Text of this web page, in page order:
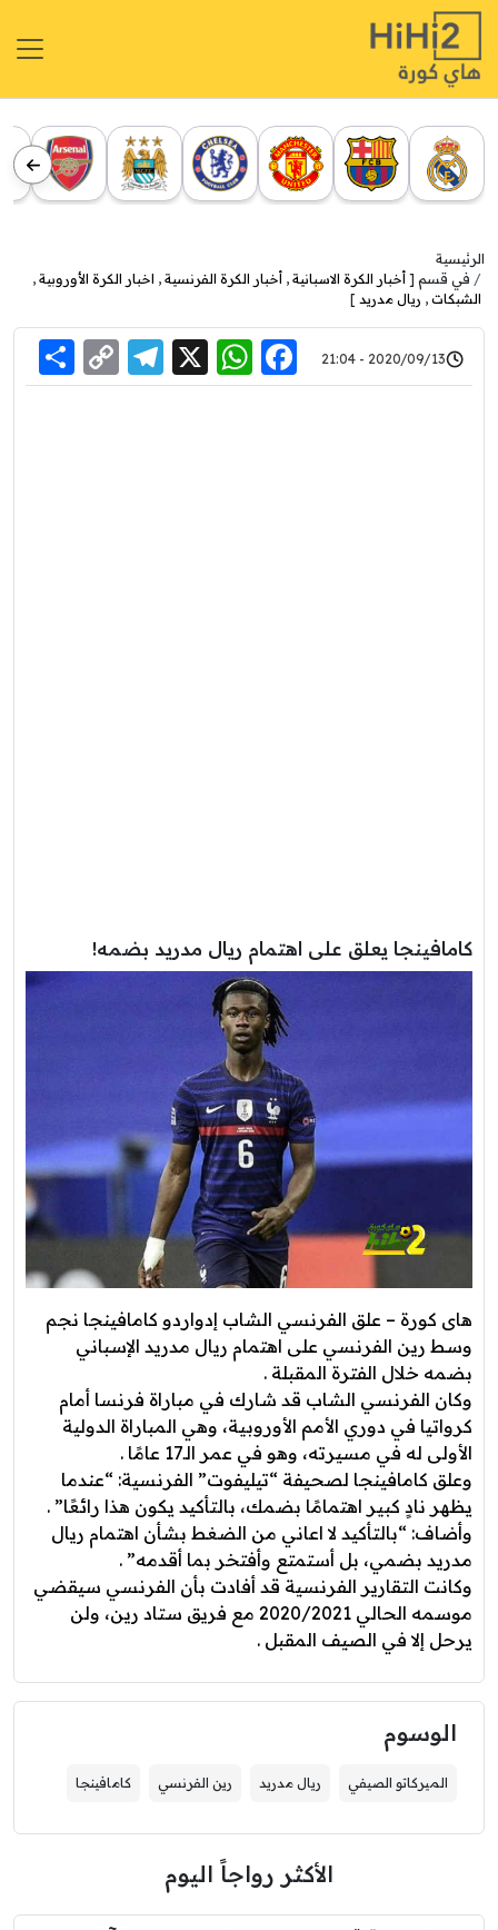
الرئيسية
في قسم [ أخبار الكرة الاسبانية , أخبار الكرة الفرنسية , اخبار الكرة الأوروبية ,
الشبكات , ريال مدريد ]
2020/09/13 - 21:04
Facebook
WhatsApp
X
Link
كامافينجا يعلق على اهتمام ريال مدريد بضمه!
هاى كورة – علق الفرنسي الشاب إدواردو ​كامافينجا​ نجم
وسط رين الفرنسي على اهتمام ​ريال مدريد​ الإسباني
بضمه خلال الفترة المقبلة .
وكان الفرنسي الشاب قد شارك في مباراة فرنسا أمام
كرواتيا في دوري الأمم الأوروبية، وهي المباراة الدولية
الأولى له في مسيرته، وهو في عمر الـ17 عامًا .
وعلق كامافينجا لصحيفة “تيليفوت” الفرنسية: “عندما
يظهر نادٍ كبير اهتمامًا بضمك، بالتأكيد يكون هذا رائعًا” .
وأضاف: “بالتأكيد لا اعاني من الضغط بشأن اهتمام ريال
مدريد بضمي، بل أستمتع وأفتخر بما أقدمه” .
وكانت التقارير الفرنسية قد أفادت بأن الفرنسي سيقضي
موسمه الحالي 2020/2021 مع فريق ستاد رين، ولن
يرحل إلا في الصيف المقبل .
الوسوم
الميركاتو الصيفي ريال مدريد رين الفرنسي كامافينجا
الأكثر رواجاً اليوم